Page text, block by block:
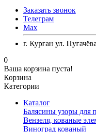
Заказать звонок
Телеграм
Max
г. Курган ул.
0
Ваша корзина пуста!
Корзина
Категории
Каталог
Балясины узоры для
Вензеля, кованые
Виноград кованый